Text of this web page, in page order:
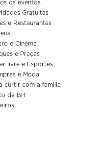
os eventos
Gratuitas
e Restaurantes
e Cinema
e Praças
livre e Esportes
e Moda
curtir com a familia
de BH